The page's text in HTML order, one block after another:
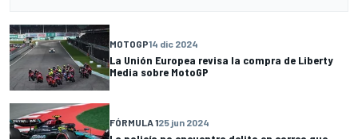
MOTOGP14 dic 2024
La Unión Europea revisa la compra de Liberty
Media sobre MotoGP
FÓRMULA 125 jun 2024